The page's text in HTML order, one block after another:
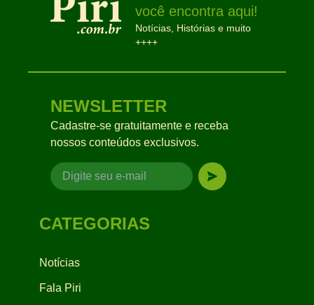
você encontra aqui!
Notícias, Histórias e muito
++++
NEWSLETTER
Cadastre-se gratuitamente e receba
nossos conteúdos exclusivos.
CATEGORIAS
Notícias
Fala Piri